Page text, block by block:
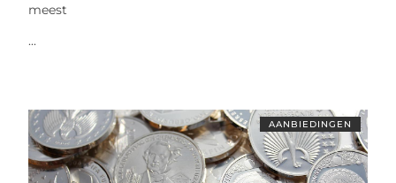
meest
...
AANBIEDINGEN